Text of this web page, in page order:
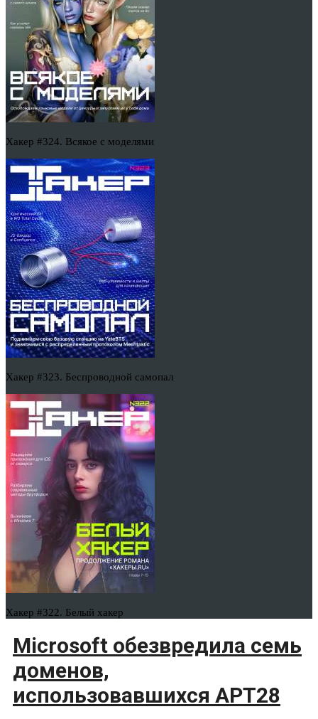
Хакер #324. Всякое с моделями
Хакер #323. Беспроводной самопал
Хакер #322. Белый хакер
Microsoft обезвредила семь
доменов,
использовавшихся APT28